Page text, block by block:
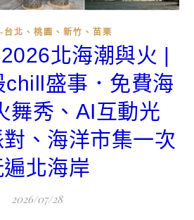
台北、桃園、新竹、苗栗
北海潮與火 |
chill盛事．免費海
舞秀、AI互動光
、海洋市集一次
遍北海岸
2026/07/28